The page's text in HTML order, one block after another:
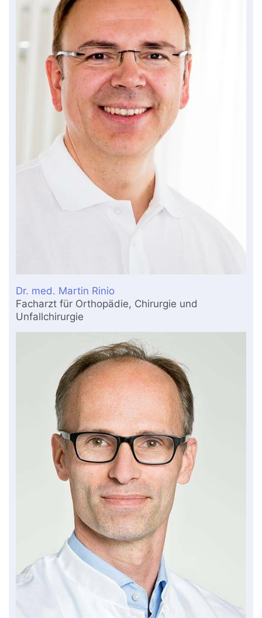
Dr. med. Martin Rinio
Facharzt für Orthopädie, Chirurgie und
Unfallchirurgie